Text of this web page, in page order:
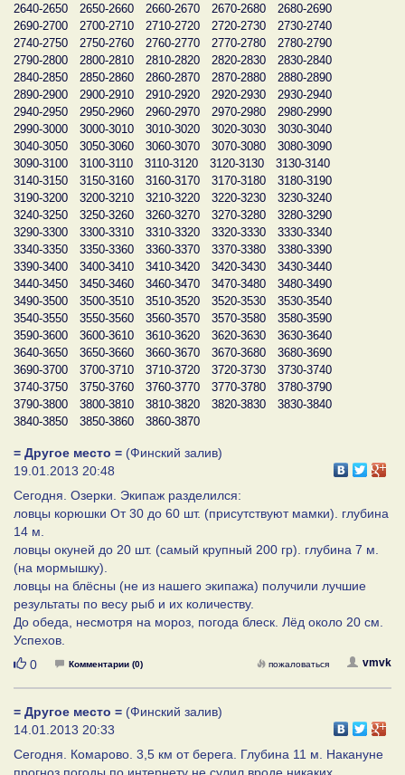
2640-2650
2650-2660 2660-2670 2670-2680
2680-2690
2690-2700
2700-2710 2710-2720 2720-2730
2730-2740
2740-2750
2750-2760 2760-2770 2770-2780
2780-2790
2790-2800
2800-2810 2810-2820 2820-2830
2830-2840
2840-2850
2850-2860 2860-2870 2870-2880
2880-2890
2890-2900
2900-2910 2910-2920 2920-2930
2930-2940
2940-2950
2950-2960 2960-2970 2970-2980
2980-2990
2990-3000
3000-3010 3010-3020 3020-3030
3030-3040
3040-3050
3050-3060 3060-3070 3070-3080
3080-3090
3090-3100
3100-3110 3110-3120 3120-3130
3130-3140
3140-3150
3150-3160 3160-3170 3170-3180
3180-3190
3190-3200
3200-3210 3210-3220 3220-3230
3230-3240
3240-3250
3250-3260 3260-3270 3270-3280
3280-3290
3290-3300
3300-3310 3310-3320 3320-3330
3330-3340
3340-3350
3350-3360 3360-3370 3370-3380
3380-3390
3390-3400
3400-3410 3410-3420 3420-3430
3430-3440
3440-3450
3450-3460 3460-3470 3470-3480
3480-3490
3490-3500
3500-3510 3510-3520 3520-3530
3530-3540
3540-3550
3550-3560 3560-3570 3570-3580
3580-3590
3590-3600
3600-3610 3610-3620 3620-3630
3630-3640
3640-3650
3650-3660 3660-3670 3670-3680
3680-3690
3690-3700
3700-3710 3710-3720 3720-3730
3730-3740
3740-3750
3750-3760 3760-3770 3770-3780
3780-3790
3790-3800
3800-3810 3810-3820 3820-3830
3830-3840
3840-3850
3850-3860 3860-3870
= Другое место = (Финский залив)
19.01.2013 20:48
Сегодня. Озерки. Экипаж разделился:
ловцы корюшки От 30 до 60 шт. (присутствуют мамки). глубина
14 м.
ловцы окуней до 20 шт. (самый крупный 200 гр). глубина 7 м.
(на мормышку).
ловцы на блёсны (не из нашего экипажа) получили лучшие
результаты по весу рыб и их количеству.
До обеда, несмотря на мороз, погода блеск. Лёд около 20 см.
Успехов.
Нравится
0 Комментарии (0) vmvk
пожаловаться
= Другое место = (Финский залив)
14.01.2013 20:33
Сегодня. Комарово. 3,5 км от берега. Глубина 11 м. Накануне
прогноз погоды по интернету не сулил вроде никаких